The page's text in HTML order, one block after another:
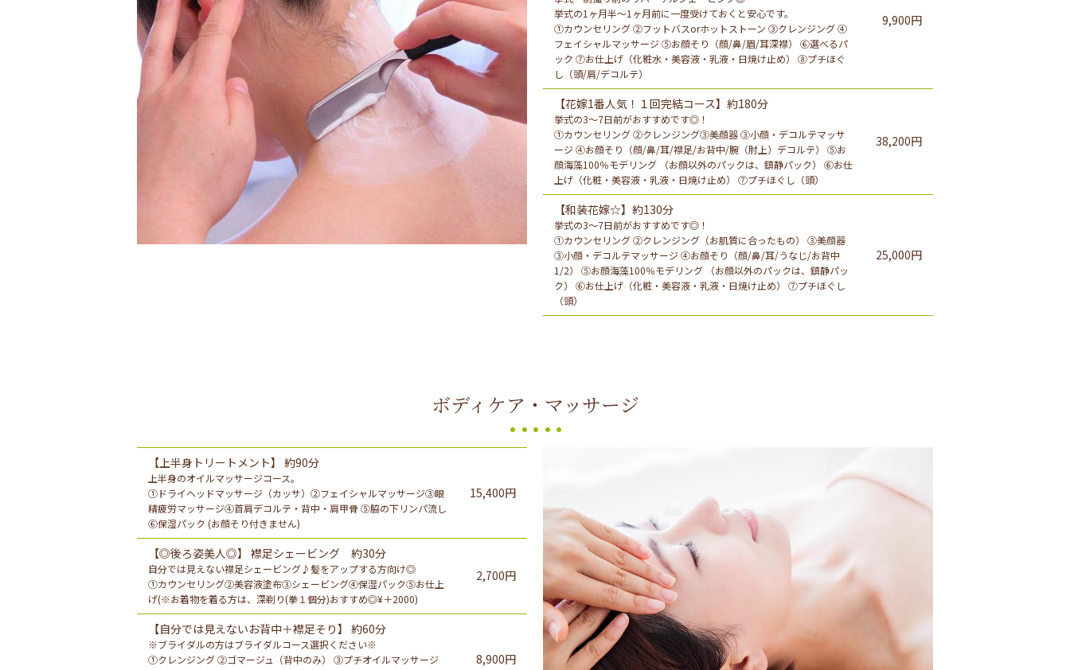
挙式の1ヶ月半～1ヶ月前に一度受けておくと安心です。
①カウンセリング ②フットバスorホットストーン ③クレンジング ④
フェイシャルマッサージ ⑤お顔そり（顔/鼻/眉/耳深襟） ⑥選べるパ
ック ⑦お仕上げ（化粧水・美容液・乳液・日焼け止め） ⑧プチほぐ
し（頭/肩/デコルテ）
9,900円
【花嫁1番人気！１回完結コース】約180分
挙式の3～7日前がおすすめです◎！
①カウンセリング ②クレンジング③美顔器 ③小顔・デコルテマッサ
ージ ④お顔そり（顔/鼻/耳/襟足/お背中/腕（肘上）デコルテ） ⑤お
顔海藻100％モデリング （お顔以外のパックは、鎮静パック） ⑥お仕
上げ（化粧・美容液・乳液・日焼け止め） ⑦プチほぐし（頭）
38,200円
【和装花嫁☆】約130分
挙式の3～7日前がおすすめです◎！
①カウンセリング ②クレンジング（お肌質に合ったもの） ③美顔器
③小顔・デコルテマッサージ ④お顔そり（顔/鼻/耳/うなじ/お背中
1/2） ⑤お顔海藻100％モデリング （お顔以外のパックは、鎮静パッ
ク） ⑥お仕上げ（化粧・美容液・乳液・日焼け止め） ⑦プチほぐし
（頭）
25,000円
ボディケア・マッサージ
【上半身トリートメント】 約90分
上半身のオイルマッサージコース。
①ドライヘッドマッサージ（カッサ）②フェイシャルマッサージ③眼
精疲労マッサージ④首肩デコルテ・背中・肩甲骨 ⑤脇の下リンパ流し
⑥保湿パック (お顔そり付きません)
15,400円
【◎後ろ姿美人◎】 襟足シェービング 約30分
自分では見えない襟足シェービング♪髪をアップする方向け◎
①カウンセリング②美容液塗布③シェービング④保湿パック⑤お仕上
げ(※お着物を着る方は、深剃り(拳１個分)おすすめ◎¥＋2000)
2,700円
【自分では見えないお背中＋襟足そり】 約60分
※ブライダルの方はブライダルコース選択ください※
①クレンジング ②ゴマージュ（背中のみ） ③プチオイルマッサージ
8,900円